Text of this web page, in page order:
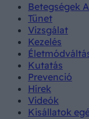
Betegségek
Tünet
Vizsgálat
Kezelés
Kutatás
Prevenció
Hírek
Videók
Kisállatok